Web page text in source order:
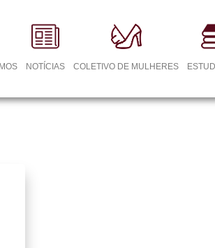
NOTÍCIAS COLETIVO DE MULHERES